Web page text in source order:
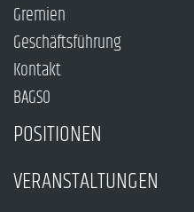
Gremien
Geschäftsführung
Kontakt
BAGSO
POSITIONEN
VERANSTALTUNGEN